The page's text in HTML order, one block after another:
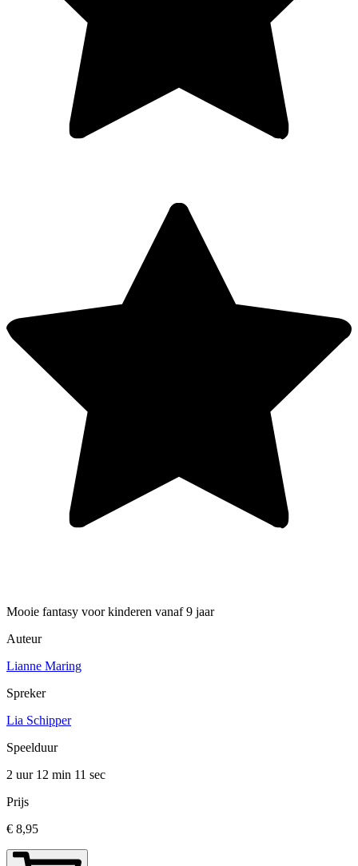
Mooie fantasy voor kinderen vanaf 9 jaar
Auteur
Lianne Maring
Spreker
Lia Schipper
Speelduur
2 uur 12 min 11 sec
Prijs
€ 8,95